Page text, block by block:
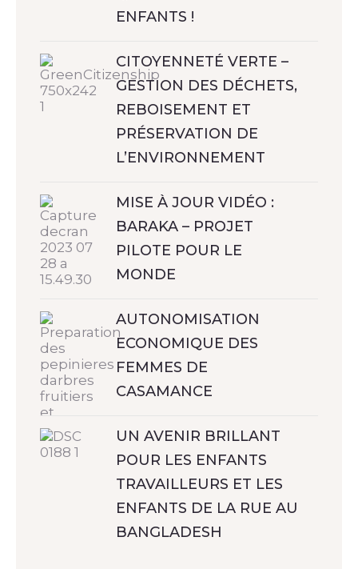
ENFANTS !
CITOYENNETÉ VERTE –
GESTION DES DÉCHETS,
REBOISEMENT ET
PRÉSERVATION DE
L’ENVIRONNEMENT
MISE À JOUR VIDÉO :
BARAKA – PROJET
PILOTE POUR LE
MONDE
AUTONOMISATION
ECONOMIQUE DES
FEMMES DE
CASAMANCE
UN AVENIR BRILLANT
POUR LES ENFANTS
TRAVAILLEURS ET LES
ENFANTS DE LA RUE AU
BANGLADESH